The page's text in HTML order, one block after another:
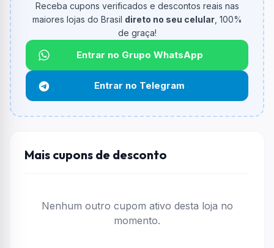
Qual é o valor minimo de compra?
O valor minimo de compra é R$ 79,00.
Qual é o desconto máximo?
Não informado ou sem limite.
Funciona em qualquer produto?
Não necessariamente. Depende de itens participantes
e alguns vendedores ou produtos especificos podem
Receba cupons verificados e descontos reais nas
maiores lojas do Brasil direto no seu celular, 100%
de graça!
Entrar no Grupo WhatsApp
Entrar no Telegram
Mais cupons de desconto
Nenhum outro cupom ativo desta loja no
momento.